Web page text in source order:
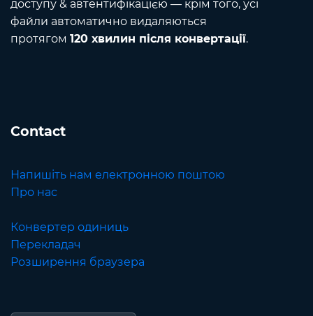
доступу & автентифікацією — крім того, усі
файли автоматично видаляються
протягом 120 хвилин після конвертації.
Contact
Напишіть нам електронною поштою
Про нас
Конвертер одиниць
Перекладач
Розширення браузера